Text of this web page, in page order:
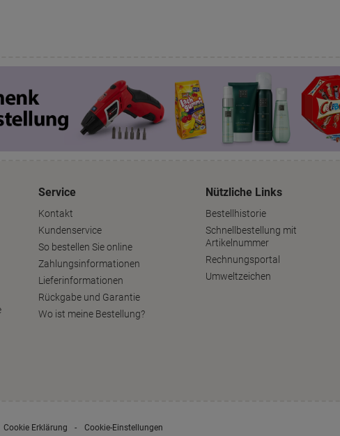
Service
Kontakt
Kundenservice
So bestellen Sie online
Zahlungsinformationen
Lieferinformationen
Rückgabe und Garantie
Wo ist meine Bestellung?
Nützliche Links
Bestellhistorie
Schnellbestellung mit
Artikelnummer
Rechnungsportal
Umweltzeichen
Cookie Erklärung
Cookie-Einstellungen